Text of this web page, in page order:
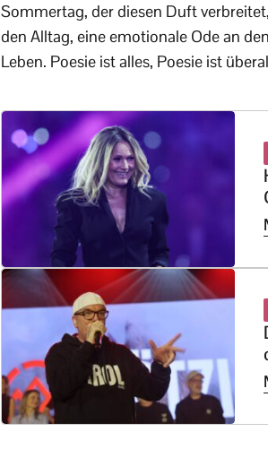
Sommertag, der diesen Duft
den Alltag, eine emotionale Ode an
Leben. Poesie ist alles, Poesie ist